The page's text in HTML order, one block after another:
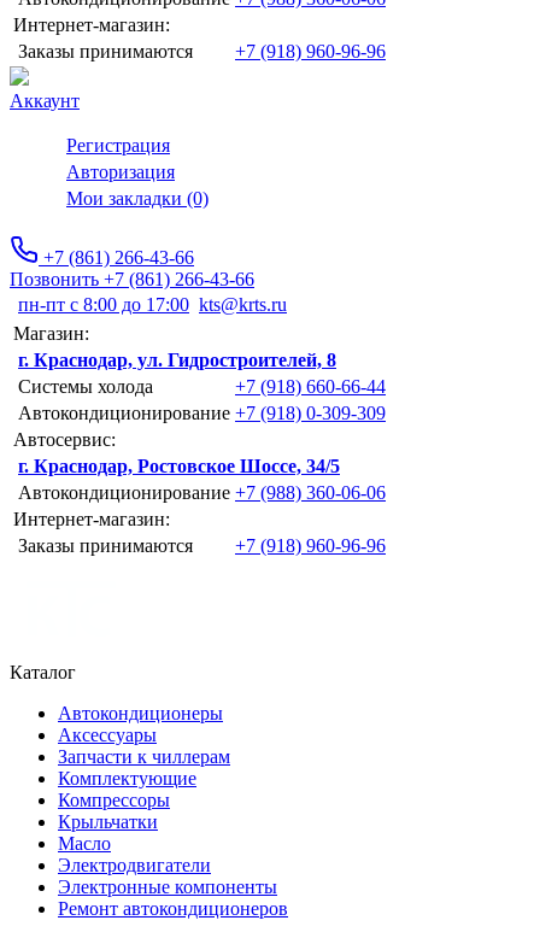
Интернет-магазин:
Заказы принимаются
+7 (918) 960-96-96
Аккаунт
Регистрация
Авторизация
Мои закладки (0)
+7 (861) 266-43-66
Позвонить +7 (861) 266-43-66
пн-пт с 8:00 до 17:00 kts@krts.ru
Магазин:
г. Краснодар, ул. Гидростроителей, 8
Системы холода
+7 (918) 660-66-44
Автокондиционирование +7 (918) 0-309-309
Автосервис:
г. Краснодар, Ростовское Шоссе, 34/5
Автокондиционирование +7 (988) 360-06-06
Интернет-магазин:
Заказы принимаются
+7 (918) 960-96-96
Каталог
Автокондиционеры
Аксессуары
Запчасти к чиллерам
Комплектующие
Компрессоры
Крыльчатки
Масло
Электродвигатели
Электронные компоненты
Ремонт автокондиционеров